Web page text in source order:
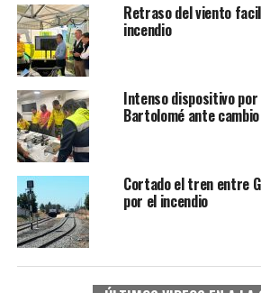
Retraso del viento
incendio
Intenso dispositivo por
Bartolomé ante
Cortado el tren entre
por el incendio